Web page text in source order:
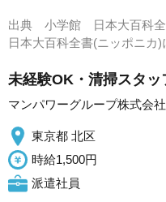
出典 小学館 日本大百科全
日本大百科全書(ニッポニ
未経験OK・清掃スタ
マンパワーグループ株式会社
東京都 北区
時給1,500円
派遣社員